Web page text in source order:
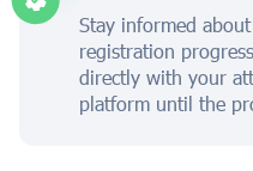
Stay informed
registration
directly with your
platform until the